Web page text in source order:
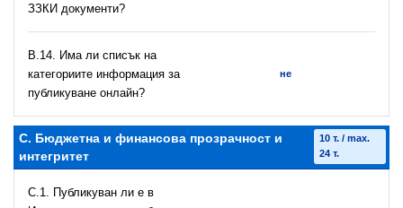
ЗЗКИ документи?
В.14. Има ли списък на
категориите информация за
публикуване онлайн?
не
C. Бюджетна и финансова прозрачност и
интегритет
10 т. / max.
24 т.
C.1. Публикуван ли е в